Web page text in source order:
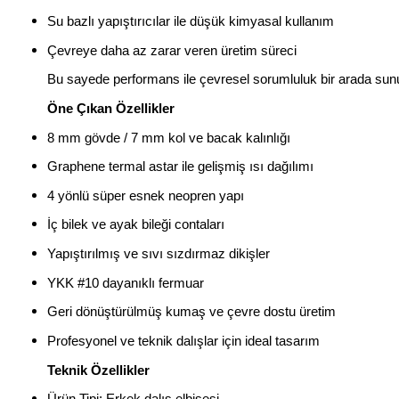
Su bazlı yapıştırıcılar ile düşük kimyasal kullanım
Çevreye daha az zarar veren üretim süreci
Bu sayede performans ile çevresel sorumluluk bir arada
Öne Çıkan Özellikler
8 mm gövde / 7 mm kol ve bacak kalınlığı
Graphene termal astar ile gelişmiş ısı dağılımı
4 yönlü süper esnek neopren yapı
İç bilek ve ayak bileği contaları
Yapıştırılmış ve sıvı sızdırmaz dikişler
YKK #10 dayanıklı fermuar
Geri dönüştürülmüş kumaş ve çevre dostu üretim
Profesyonel ve teknik dalışlar için ideal tasarım
Teknik Özellikler